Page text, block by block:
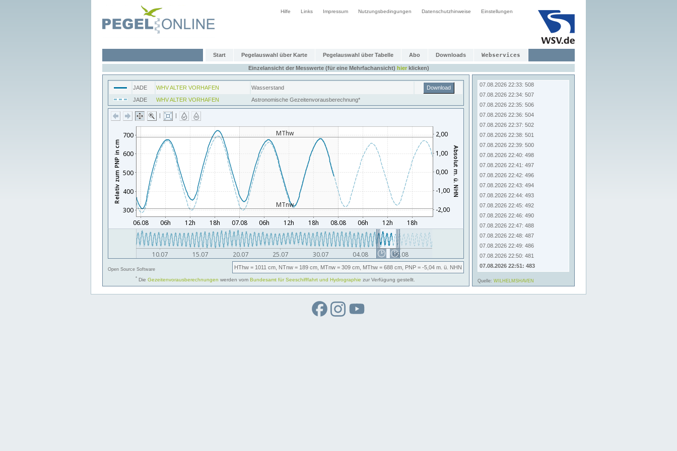
Hilfe Links Impressum Nutzungsbedingungen Datenschutzhinweise Einstellungen
Start Pegelauswahl über Karte Pegelauswahl über Tabelle Abo Downloads Webservices
Einzelansicht der Messwerte (für eine Mehrfachansicht) hierklicken)
JADE WHV ALTER VORHAFEN Wasserstand
Download
JADE
WHV ALTER VORHAFEN Astronomische Gezeitenvorausberechnung*
| |
Open Source Software HThw = 1011 cm, NTnw = 189 cm, MTnw = 309 cm, MThw = 688 cm, PNP = -5,04 m. ü. NHN
* Die Gezeitenvorausberechnungen werden vom Bundesamt für Seeschifffahrt und Hydrographie zur Verfügung gestellt.
07.08.2026 22:26: 518
07.08.2026 22:30: 513
07.08.2026 22:31: 511
07.08.2026 22:32: 510
07.08.2026 22:33: 508
07.08.2026 22:34: 507
07.08.2026 22:35: 506
07.08.2026 22:36: 504
07.08.2026 22:37: 502
07.08.2026 22:38: 501
07.08.2026 22:39: 500
07.08.2026 22:40: 498
07.08.2026 22:41: 497
07.08.2026 22:42: 496
07.08.2026 22:43: 494
07.08.2026 22:44: 493
07.08.2026 22:45: 492
07.08.2026 22:46: 490
07.08.2026 22:47: 488
07.08.2026 22:48: 487
07.08.2026 22:49: 486
07.08.2026 22:50: 481
07.08.2026 22:51: 483
Quelle: WILHELMSHAVEN